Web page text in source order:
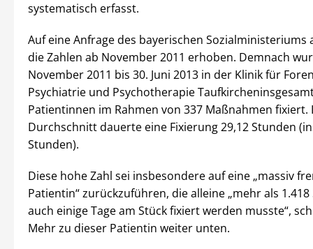
systematisch erfasst.
Auf eine Anfrage des bayerischen Sozialministeriums
die Zahlen ab November 2011 erhoben. Demnach
November 2011 bis 30. Juni 2013 in der Klinik für
Psychiatrie und Psychotherapie
Patientinnen im Rahmen von 337 Maßnahmen fixiert.
Durchschnitt dauerte eine Fixierung 29,12 Stunden
Stunden).
Diese hohe Zahl sei insbesondere auf eine „massiv
Patientin“ zurückzuführen, die alleine „mehr als
auch einige Tage am Stück fixiert werden musste“,
Mehr zu dieser Patientin weiter unten.